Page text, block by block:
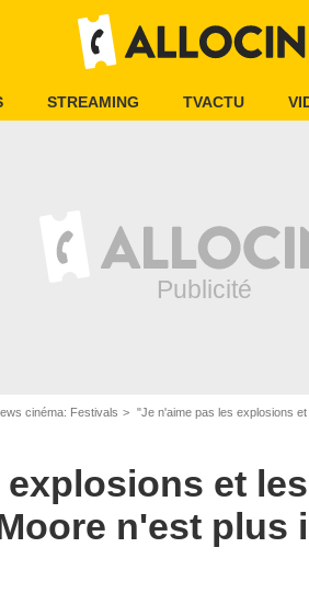
STREAMING TVACTU
cinéma: Festivals "Je n'aime pas les explosions et les
et
n'est plus
BORDE